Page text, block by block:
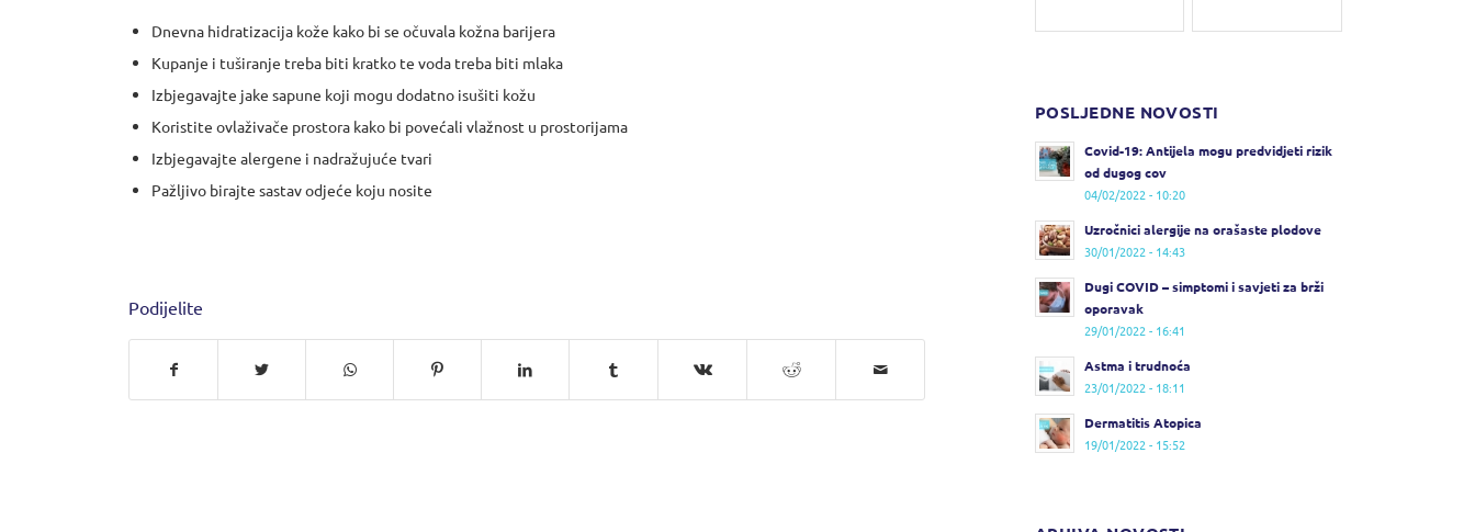
Dnevna hidratizacija kože kako bi se očuvala kožna barijera
Kupanje i tuširanje treba biti kratko te voda treba biti mlaka
Izbjegavajte jake sapune koji mogu dodatno isušiti kožu
Koristite ovlaživače prostora kako bi povećali vlažnost u prostorijama
Izbjegavajte alergene i nadražujuće tvari
Pažljivo birajte sastav odjeće koju nosite
Podijelite
POSLJEDNE NOVOSTI
Covid-19: Antijela mogu predvidjeti rizik
od dugog cov
04/02/2022 - 10:20
Uzročnici alergije na orašaste plodove
30/01/2022 - 14:43
Dugi COVID – simptomi i savjeti za brži
oporavak
29/01/2022 - 16:41
Astma i trudnoća
23/01/2022 - 18:11
Dermatitis Atopica
19/01/2022 - 15:52